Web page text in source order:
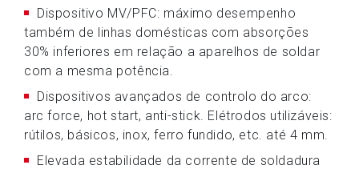
Dispositivo MV/PFC: máximo desempenho
também de linhas domésticas com absorções
30% inferiores em relação a aparelhos de soldar
com a mesma potência.
Dispositivos avançados de controlo do arco:
arc force, hot start, anti-stick. Elétrodos utilizáveis:
rútilos, básicos, inox, ferro fundido, etc. até 4 mm.
Elevada estabilidade da corrente de soldadura